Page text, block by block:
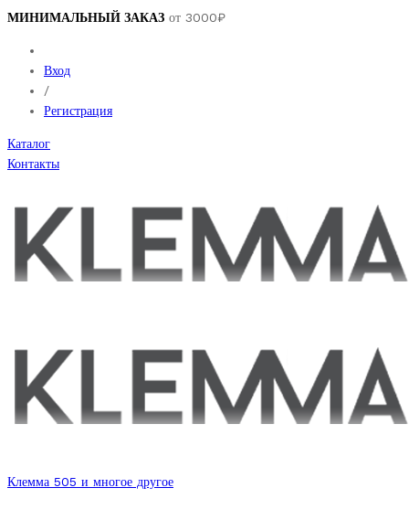
МИНИМАЛЬНЫЙ ЗАКАЗ от 3000₽
Вход
/
Регистрация
Каталог
Контакты
Клемма 505 и многое другое